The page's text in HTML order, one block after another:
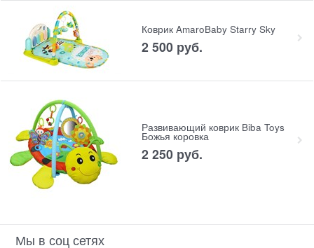
Коврик AmaroBaby Starry Sky
2 500 руб.
Развивающий коврик Biba Toys
Божья коровка
2 250 руб.
Мы в соц сетях